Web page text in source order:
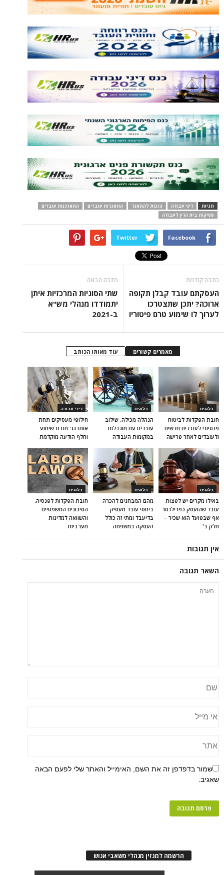
תגיות דיני עבודה הזכות להתאגד התאגדות עובדים
התארגנות עובדים
פסיקות בית הדין לעבודה
Facebook
Twitter
כתבה קודמת
העסקתם עובד קבלן תקופה
ארוכה? יתכן שתצטרכו
לערוך לו שימוע טרם פיטוריו
כתבה הבאה
שתי הסוגיות המרכזיות איתן
יתמודדו מנהלי מש"א
ב-2021
מאמרים קשורים עוד מאותו הכותב
דיני עבודה
חילופי מעסיקים תחת
אותו גג: חובת שימוע
וחלף הודעה מוקדמת
בלוגים
הנהלה מכילה: שילוב
עובדים עם מוגבלות
במקומות העבודה
בלוגים
חובת הפקדות לביטוח
פנסיוני לעובדים חדשים
ולעובדים לאחר פרישה
בלוגים
חובת הפקדות לפנסיה:
הסיכונים המשפטיים
והשוואה למדינות
מערביות
בלוגים
מהם המבחנים להכרה
ביחסי עובד מעסיק
בדיעבד ומתי זה כולל
העסקה במשפחה
בלוגים
באילו מקרים יש לפצות
עובד שהועסק כפרילנסר
אף שבפועל הוא שכיר –
חלק ב'
אין תגובות
השאר תגובה
שמור בדפדפן זה את השם, האימייל והאתר שלי לפעם הבאה
שאגיב.
הרשמה למגזין מנהלי משאבי אנוש